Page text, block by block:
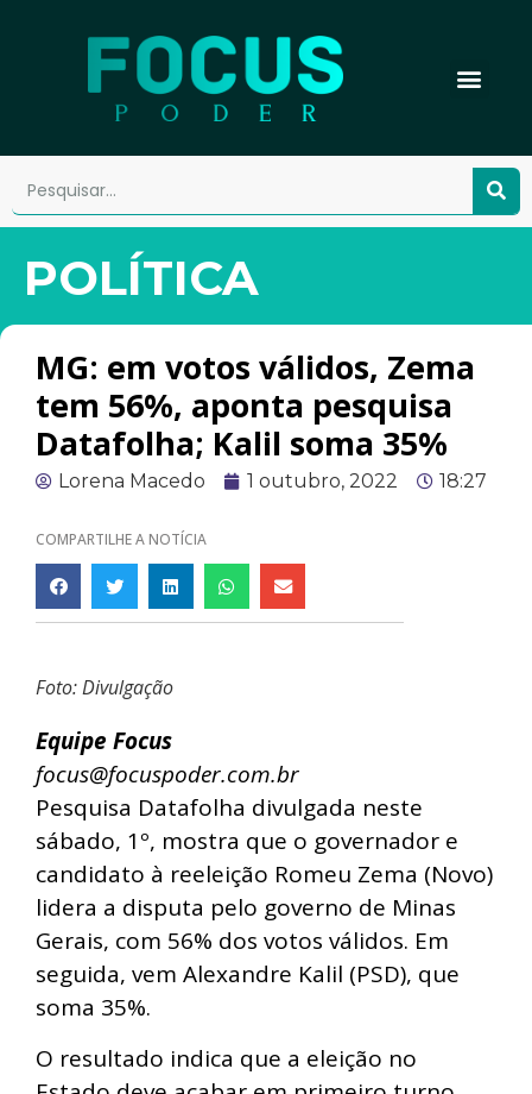
POLÍTICA
MG: em votos válidos, Zema
tem 56%, aponta pesquisa
Datafolha; Kalil soma 35%
Lorena Macedo 1 outubro, 2022 18:27
COMPARTILHE A NOTÍCIA
Foto: Divulgação
Equipe Focus
focus@focuspoder.com.br
Pesquisa Datafolha divulgada neste
sábado, 1º, mostra que o governador e
candidato à reeleição Romeu Zema (Novo)
lidera a disputa pelo governo de Minas
Gerais, com 56% dos votos válidos. Em
seguida, vem Alexandre Kalil (PSD), que
soma 35%.
O resultado indica que a eleição no